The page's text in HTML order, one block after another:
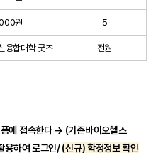
원 5
융합대학 굿즈 전원
에 접속한다 → (기존바이오헬스
용하여 로그인/(신규) 학정정보 확인